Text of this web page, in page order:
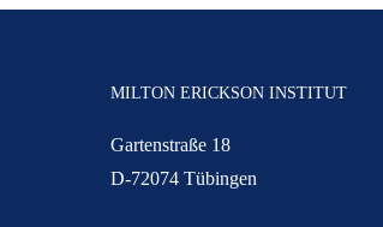
MILTON ERICKSON INSTITUT
Gartenstraße 18
D-72074 Tübingen